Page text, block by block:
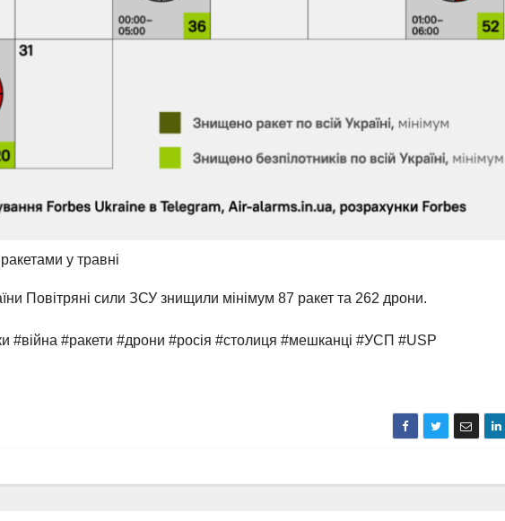
у травні
Повітряні сили ЗСУ знищили мінімум 87 ракет та 262 дрони.
#війна #ракети #дрони #росія #столиця #мешканці #УСП #USP